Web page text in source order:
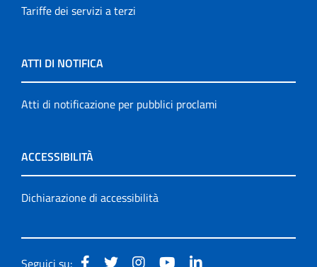
Tariffe dei servizi a terzi
ATTI DI NOTIFICA
Atti di notificazione per pubblici proclami
ACCESSIBILITÀ
Dichiarazione di accessibilità
Seguici su: